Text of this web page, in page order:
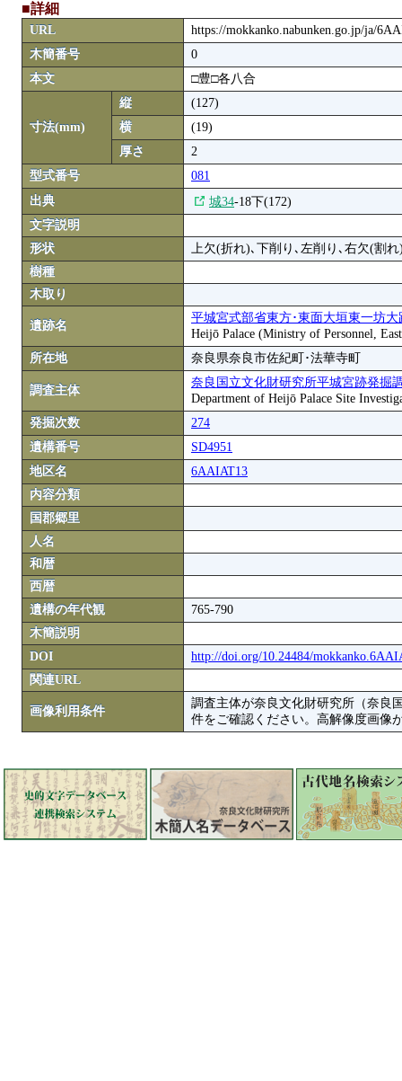
■詳細
URL
https://mokkanko.nabunken.go.jp/ja/
木簡番号
0
本文
□豊□各八合
寸法(mm)
縦
(127)
横
(19)
厚さ
2
型式番号
081
出典
城34-18下(172)
文字説明
形状
上欠(折れ)､下削り､左削り､右欠(割れ
樹種
木取り
遺跡名
平城宮式部省東方･東面大垣東一坊大
Heijō Palace (Ministry of Personnel,
所在地
奈良県奈良市佐紀町･法華寺町
調査主体
奈良国立文化財研究所平城宮跡発掘
Department of Heijō Palace Site
発掘次数
274
遺構番号
SD4951
地区名
6AAIAT13
内容分類
国郡郷里
人名
和暦
西暦
遺構の年代観
765-790
木簡説明
DOI
http://doi.org/10.24484/
関連URL
画像利用条件
調査主体が奈良文化財研究所（奈良
件をご確認ください。高解像度画像